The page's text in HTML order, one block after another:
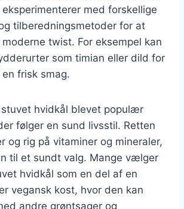
med forskellige
tilberedningsmetoder for at
twist. For eksempel kan
som timian eller dild for
frisk smag.
stuvet hvidkål blevet populær
følger en sund livsstil. Retten
og rig på vitaminer og mineraler,
til et sundt valg. Mange vælger
hvidkål som en del af en
vegansk kost, hvor den kan
andre grøntsager og